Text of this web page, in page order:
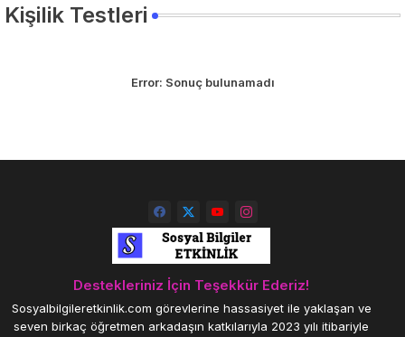
Kişilik Testleri
Error: Sonuç bulunamadı
Destekleriniz İçin Teşekkür Ederiz!
Sosyalbilgileretkinlik.com görevlerine hassasiyet ile yaklaşan ve
seven birkaç öğretmen arkadaşın katkılarıyla 2023 yılı itibariyle